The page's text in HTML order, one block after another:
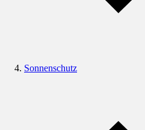
Sonnenschutz